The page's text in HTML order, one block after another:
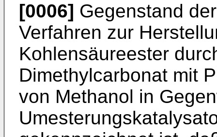
[0006] Gegenstand
Verfahren zur
Kohlensäureester
Dimethylcarbonat mit
von Methanol in